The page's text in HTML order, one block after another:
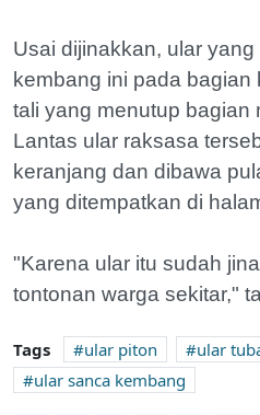
Usai dijinakkan, ular
kembang ini pada
tali yang menutup bagian
Lantas ular raksasa
keranjang dan dibawa
yang ditempatkan di
"Karena ular itu sudah
tontonan warga sekitar,"
Tags ular piton ular
ular sanca kembang